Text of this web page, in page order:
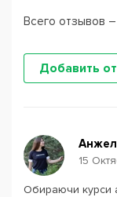
Всего отзывов –
Добавить
15
Обираючи курси